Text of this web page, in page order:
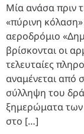
Μία ανάσα πριν
«πύρινη
αεροδρόμιο
βρίσκονται οι
τελευταίες
αναμένεται από
σύλληψη του
ξημερώματα των
στο […]